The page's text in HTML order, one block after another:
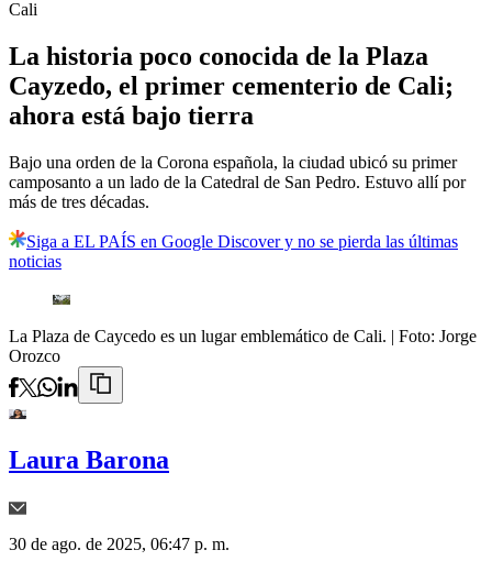
Cali
La historia poco conocida de la Plaza
Cayzedo, el primer cementerio de Cali;
ahora está bajo tierra
Bajo una orden de la Corona española, la ciudad ubicó su primer
camposanto a un lado de la Catedral de San Pedro. Estuvo allí por
más de tres décadas.
Siga a EL PAÍS en Google Discover y no se pierda las últimas
noticias
La Plaza de Caycedo es un lugar emblemático de Cali. | Foto: Jorge
Orozco
Laura Barona
30 de ago. de 2025, 06:47 p. m.